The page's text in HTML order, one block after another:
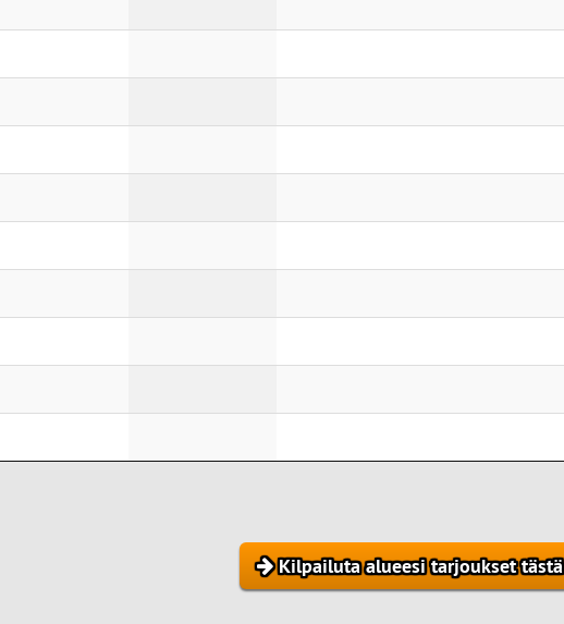
Kilpailuta alueesi tarjoukset tästä